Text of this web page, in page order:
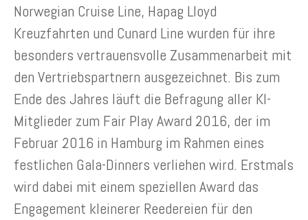
Norwegian Cruise Line, Hapag Lloyd
Kreuzfahrten und Cunard Line wurden für ihre
besonders vertrauensvolle Zusammenarbeit mit
den Vertriebspartnern ausgezeichnet. Bis zum
Ende des Jahres läuft die Befragung aller KI-
Mitglieder zum Fair Play Award 2016, der im
Februar 2016 in Hamburg im Rahmen eines
festlichen Gala-Dinners verliehen wird. Erstmals
wird dabei mit einem speziellen Award das
Engagement kleinerer Reedereien für den